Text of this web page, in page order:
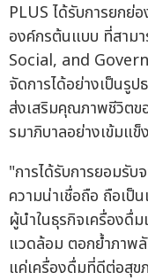
PLUS ได้รับการยก
องค์กรต้นแบบ ที่สาม
Social, and
จัดการได้อย่างเป็นรู
ส่งเสริมคุณภาพชีวิตข
รมาภิบาลอย่างเข้มแข็ง
"การได้รับการยอมรั
ความน่าเชื่อถือ ถือเ
ผู้นำในธุรกิจเครื่องดื่
แวดล้อม ตอกย้ำภาพ
แค่เครื่องดื่มที่ดีต่อสุข